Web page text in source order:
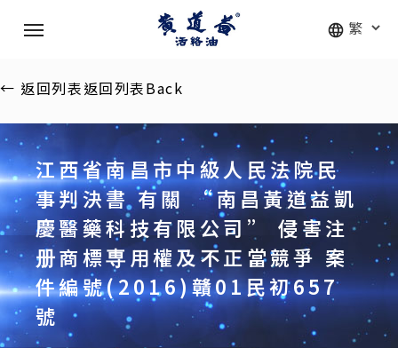
content
Menu
← 返回列表返回列表Back
江西省南昌市中級人民法院民
事判決書 有關 “南昌黃道益凱
慶醫藥科技有限公司” 侵害注
册商標専用權及不正當競爭 案
件編號(2016)贛01民初657
號